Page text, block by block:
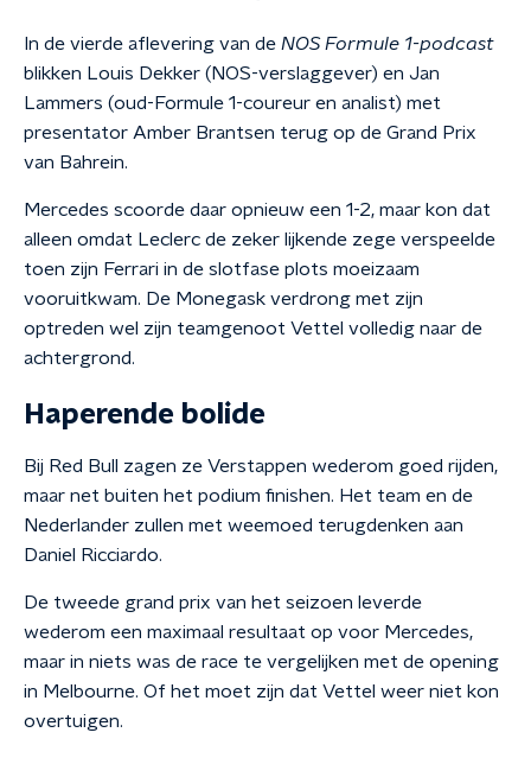
In de vierde aflevering van de NOS Formule 1-podcast
blikken Louis Dekker (NOS-verslaggever) en Jan
Lammers (oud-Formule 1-coureur en analist) met
presentator Amber Brantsen terug op de Grand Prix
van Bahrein.
Mercedes scoorde daar opnieuw een 1-2, maar kon dat
alleen omdat Leclerc de zeker lijkende zege verspeelde
toen zijn Ferrari in de slotfase plots moeizaam
vooruitkwam. De Monegask verdrong met zijn
optreden wel zijn teamgenoot Vettel volledig naar de
achtergrond.
Haperende bolide
Bij Red Bull zagen ze Verstappen wederom goed rijden,
maar net buiten het podium finishen. Het team en de
Nederlander zullen met weemoed terugdenken aan
Daniel Ricciardo.
De tweede grand prix van het seizoen leverde
wederom een maximaal resultaat op voor Mercedes,
maar in niets was de race te vergelijken met de opening
in Melbourne. Of het moet zijn dat Vettel weer niet kon
overtuigen.